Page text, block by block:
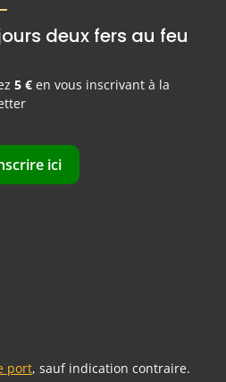
deux fers au feu
5 € en vous inscrivant à la
ici
port, sauf indication contraire.